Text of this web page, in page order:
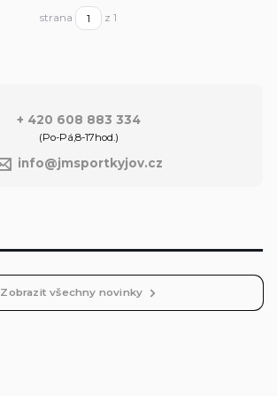
strana z 1
+ 420 608 883 334
(Po-Pá,8-17hod.)
info@jmsportkyjov.cz
Zobrazit všechny novinky